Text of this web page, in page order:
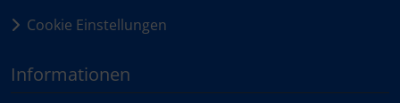
Cookie Einstellungen
Informationen